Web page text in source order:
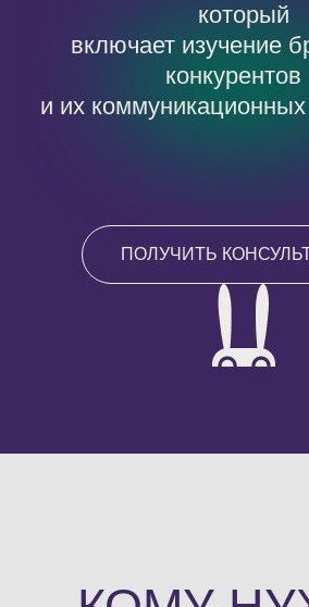
который
включает изучение
конкурентов
и их коммуникационных
ПОЛУЧИТЬ